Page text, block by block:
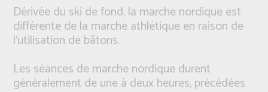
Dérivée du ski de fond, la marche nordique est
différente de la marche athlétique en raison de
l'utilisation de bâtons.
Les séances de marche nordique durent
généralement de une à deux heures, précédées